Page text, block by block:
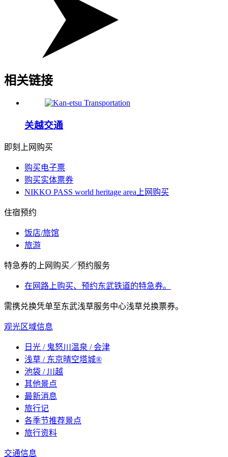
相关链接
关越交通
即刻上网购买
购买电子票
购买实体票券
NIKKO PASS world heritage area上网购买
住宿预约
饭店/旅馆
旅游
特急券的上网购买／预约服务
在网路上购买、预约东武铁道的特急券。
需携兑换凭单至东武浅草服务中心浅草兑换票券。
观光区域信息
日光 / 鬼怒川温泉 / 会津
浅草 / 东京晴空塔城®
池袋 / 川越
其他景点
最新消息
旅行记
各季节推荐景点
旅行资料
交通信息